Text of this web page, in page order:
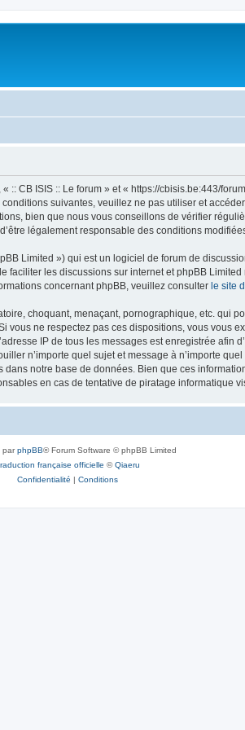
CB ISIS :: Le forum » et « https://cbisis.be:443/
suivantes, veuillez ne pas utiliser et
bien que nous vous conseillons de vérifier
légalement responsable des conditions
Limited ») qui est un logiciel de forum de
faciliter les discussions sur internet et phpBB
concernant phpBB, veuillez consulter le site
choquant, menaçant, pornographique, etc. qui
ne respectez pas ces dispositions, vous vous
IP de tous les messages est enregistrée afin
n’importe quel sujet et message à n’importe
notre base de données. Bien que ces
en cas de tentative de piratage informatique
parphpBB® Forum Software © phpBB Limited
française officielle ©Qiaeru
Confidentialité | Conditions